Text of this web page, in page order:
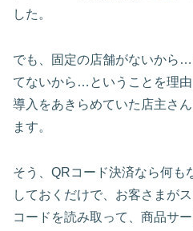
した。
でも、固定の店舗がないから
てないから…ということを理
導入をあきらめていた店主さ
ます。
そう、QRコード決済なら何も
しておくだけで、お客さまが
コードを読み取って、商品サ